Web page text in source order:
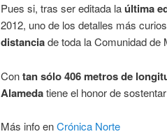
Pues si, tras ser editada laúltima
2012, uno de los detalles más
distanciade toda la Comunidad de
Contan sólo 406 metros de
Alamedatiene el honor de
Más info enCrónica Norte